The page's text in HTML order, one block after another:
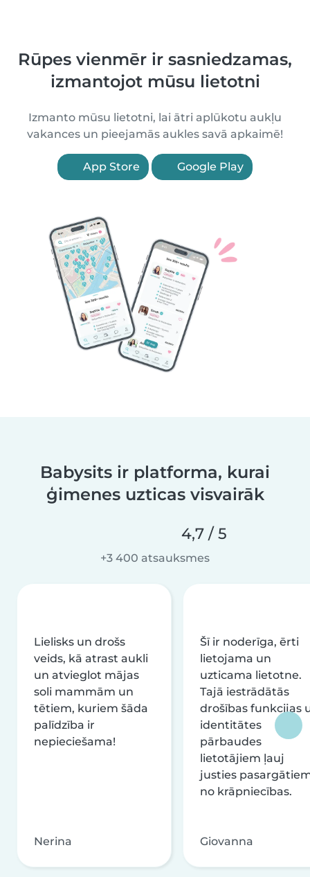
Rūpes vienmēr ir sasniedzamas,
izmantojot mūsu lietotni
Izmanto mūsu lietotni, lai ātri aplūkotu aukļu
vakances un pieejamās aukles savā apkaimē!
App Store Google Play
Babysits ir platforma, kurai
ģimenes uzticas visvairāk
4,7 / 5
+3 400 atsauksmes
Lielisks un drošs
veids, kā atrast aukli
un atvieglot mājas
soli mammām un
tētiem, kuriem šāda
palīdzība ir
nepieciešama!
Nerina
Šī ir noderīga, ērti
lietojama un
uzticama lietotne.
Tajā iestrādātās
drošības funkcijas
identitātes
pārbaudes
lietotājiem ļauj
justies
no krāpniecības.
Giovanna